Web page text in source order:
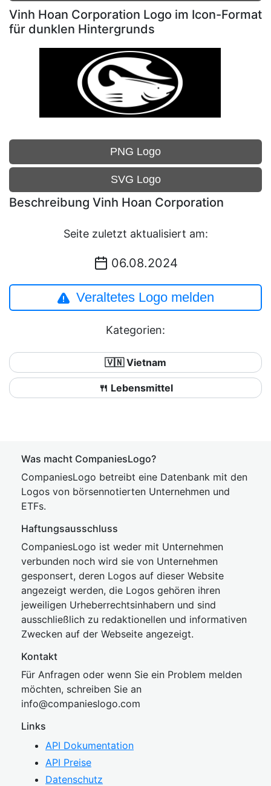
Vinh Hoan Corporation Logo im Icon-Format
für dunklen Hintergrunds
PNG Logo
SVG Logo
Beschreibung Vinh Hoan Corporation
Seite zuletzt aktualisiert am:
06.08.2024
Veraltetes Logo melden
Kategorien:
🇻🇳 Vietnam
🍴 Lebensmittel
Was macht CompaniesLogo?
CompaniesLogo betreibt eine Datenbank mit den
Logos von börsennotierten Unternehmen und
ETFs.
Haftungsausschluss
CompaniesLogo ist weder mit Unternehmen
verbunden noch wird sie von Unternehmen
gesponsert, deren Logos auf dieser Website
angezeigt werden, die Logos gehören ihren
jeweiligen Urheberrechtsinhabern und sind
ausschließlich zu redaktionellen und informativen
Zwecken auf der Webseite angezeigt.
Kontakt
Für Anfragen oder wenn Sie ein Problem melden
möchten, schreiben Sie an
info@companieslogo.com
Links
API Dokumentation
API Preise
Datenschutz